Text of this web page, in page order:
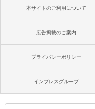
本サイトのご利用について
広告掲載のご案内
プライバシーポリシー
インプレスグループ